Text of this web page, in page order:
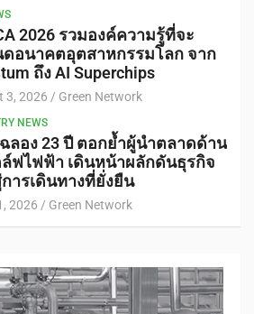
2026 รวมองค์ความรู้ที่จะ
อนาคตอุตสาหกรรมโลก จาก
ถึง AI Superchips
3, 2026 Green Network
NEWS
ฉลอง 23 ปี ตอกย้ำผู้นำตลาดด้าน
ฟไฟฟ้า เดินหน้าผลักดันธุรกิจ
ารเดินทางที่ยั่งยืน
2026 Green Network